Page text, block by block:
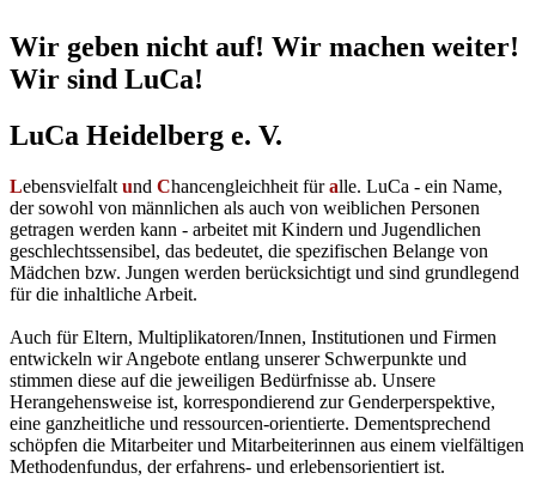
Wir geben nicht auf! Wir machen weiter!
Wir sind LuCa!
LuCa Heidelberg e. V.
Lebensvielfalt und Chancengleichheit füralle. LuCa - ein Name,
der sowohl von männlichen als auch von weiblichen Personen
getragen werden kann - arbeitet mit Kindern und Jugendlichen
geschlechtssensibel, das bedeutet, die spezifischen Belange von
Mädchen bzw. Jungen werden berücksichtigt und sind grundlegend
für die inhaltliche Arbeit.
Auch für Eltern, Multiplikatoren/Innen, Institutionen und Firmen
entwickeln wir Angebote entlang unserer Schwerpunkte und
stimmen diese auf die jeweiligen Bedürfnisse ab. Unsere
Herangehensweise ist, korrespondierend zur Genderperspektive,
eine ganzheitliche und ressourcen-orientierte. Dementsprechend
schöpfen die Mitarbeiter und Mitarbeiterinnen aus einem vielfältigen
Methodenfundus, der erfahrens- und erlebensorientiert ist.